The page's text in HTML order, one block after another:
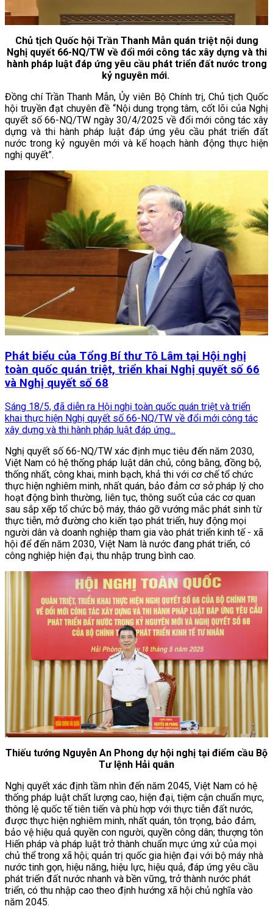
Chủ tịch Quốc hội Trần Thanh Mẫn quán triệt nội dung
Nghị quyết 66-NQ/TW về đổi mới công tác xây dựng và thi
hành pháp luật đáp ứng yêu cầu phát triển đất nước trong
kỷ nguyên mới.
Đồng chí Trần Thanh Mẫn, Ủy viên Bộ Chính trị, Chủ tịch Quốc
hội truyền đạt chuyên đề “Nội dung trọng tâm, cốt lõi của Nghị
quyết số 66-NQ/TW ngày 30/4/2025 về đổi mới công tác xây
dựng và thi hành pháp luật đáp ứng yêu cầu phát triển đất
nước trong kỷ nguyên mới và kế hoạch hành động thực hiện
nghị quyết”.
Phát biểu của Tổng Bí thư Tô Lâm tại Hội nghị
toàn quốc quán triệt, triển khai Nghị quyết số 66
và Nghị quyết số 68
Sáng 18/5, đã diễn ra Hội nghị toàn quốc quán triệt và triển
khai thực hiện Nghị quyết số 66-NQ/TW về đổi mới công tác
xây dựng và thi hành pháp luật đáp ứng...
Nghị quyết số 66-NQ/TW xác định mục tiêu đến năm 2030,
Việt Nam có hệ thống pháp luật dân chủ, công bằng, đồng bộ,
thống nhất, công khai, minh bạch, khả thi với cơ chế tổ chức
thực hiện nghiêm minh, nhất quán, bảo đảm cơ sở pháp lý cho
hoạt động bình thường, liên tục, thông suốt của các cơ quan
sau sắp xếp tổ chức bộ máy, tháo gỡ vướng mắc phát sinh từ
thực tiễn, mở đường cho kiến tạo phát triển, huy động mọi
người dân và doanh nghiệp tham gia vào phát triển kinh tế - xã
hội để đến năm 2030, Việt Nam là nước đang phát triển, có
công nghiệp hiện đại, thu nhập trung bình cao.
Thiếu tướng Nguyễn An Phong dự hội nghị tại điểm cầu Bộ
Tư lệnh Hải quân
Nghị quyết xác định tầm nhìn đến năm 2045, Việt Nam có hệ
thống pháp luật chất lượng cao, hiện đại, tiệm cận chuẩn mực,
thông lệ quốc tế tiên tiến và phù hợp với thực tiễn đất nước,
được thực hiện nghiêm minh, nhất quán, tôn trọng, bảo đảm,
bảo vệ hiệu quả quyền con người, quyền công dân; thượng tôn
Hiến pháp và pháp luật trở thành chuẩn mực ứng xử của mọi
chủ thể trong xã hội; quản trị quốc gia hiện đại với bộ máy nhà
nước tinh gọn, hiệu năng, hiệu lực, hiệu quả, đáp ứng yêu cầu
phát triển đất nước nhanh và bền vững, trở thành nước phát
triển, có thu nhập cao theo định hướng xã hội chủ nghĩa vào
năm 2045.